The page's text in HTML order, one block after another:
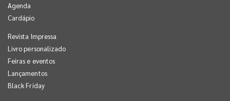
Agenda
Cardápio
Revista Impressa
Livro personalizado
Feiras e eventos
Lançamentos
Black Friday